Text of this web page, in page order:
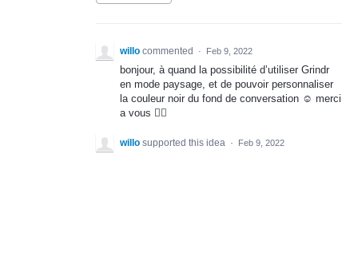
willo commented · Feb 9, 2022
bonjour, à quand la possibilité d’utiliser Grindr
en mode paysage, et de pouvoir personnaliser
la couleur noir du fond de conversation ☺️ merci
a vous 👍🏼
willo supported this idea · Feb 9, 2022